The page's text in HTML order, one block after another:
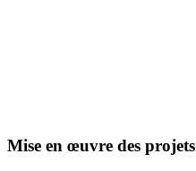
Mise en œuvre des projets